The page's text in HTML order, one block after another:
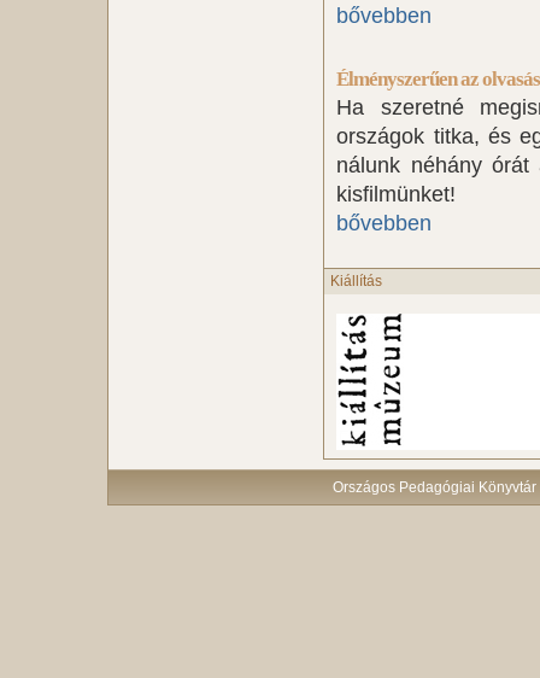
bővebben
Élményszerűen az
Ha szeretné
országok titka, és
nálunk néhány órát
kisfilmünket!
bővebben
Kiállítás
Országos Pedagógiai